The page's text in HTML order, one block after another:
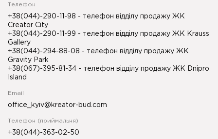
Телефон
+38(044)-290-11-98 - телефон відділу продажу ЖК
Creator City
+38(044)-290-11-99 - телефон відділу продажу ЖК Krauss
Gallery
+38(044)-294-88-08 - телефон відділу продажу ЖК
Gravity Park
+38(067)-395-81-34 - телефон відділу продажу ЖК Dnipro
Island
Email
office_kyiv@kreator-bud.com
Телефон (приймальня)
+38(044)-363-02-50